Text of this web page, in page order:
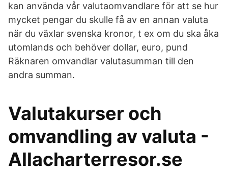
kan använda vår valutaomvandlare för att se hur
mycket pengar du skulle få av en annan valuta
när du växlar svenska kronor, t ex om du ska åka
utomlands och behöver dollar, euro, pund
Räknaren omvandlar valutasumman till den
andra summan.
Valutakurser och
omvandling av valuta -
Allacharterresor.se